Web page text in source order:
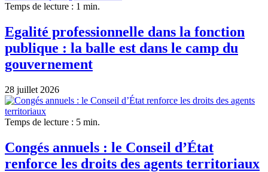
Temps de lecture : 1 min.
Egalité professionnelle dans la fonction
publique : la balle est dans le camp du
gouvernement
28 juillet 2026
Temps de lecture : 5 min.
Congés annuels : le Conseil d’État
renforce les droits des agents territoriaux